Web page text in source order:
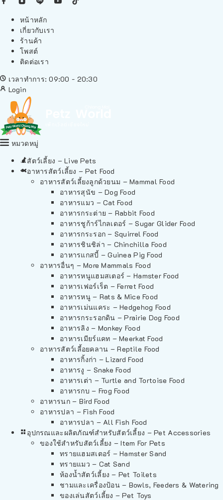
หน้าหลัก
เกี่ยวกับเรา
ร้านค้า
โพสต์
ติดต่อเรา
เวลาทำการ: 09:00 - 20:30
Login
หมวดหมู่
สัตว์เลี้ยง – Live Pets
อาหารสัตว์เลี้ยง – Pet Food
อาหารสัตว์เลี้ยงลูกด้วยนม – Mammal Food
อาหารสุนัข – Dog Food
อาหารแมว – Cat Food
อาหารกระต่าย – Rabbit Food
อาหารชูก้าร์ไกลเดอร์ – Sugar Glider Food
อาหารกระรอก – Squirrel Food
อาหารชินชิล่า – Chinchilla Food
อาหารแกสบี้ – Guinea Pig Food
อาหารอื่นๆ – More Mammals Food
อาหารหนูแฮมสเตอร์ – Hamster Food
อาหารเฟอร์เร็ต – Ferret Food
อาหารหนู – Rats & Mice Food
อาหารเม่นแคระ – Hedgehog Food
อาหารกระรอกดิน – Prairie Dog Food
อาหารลิง – Monkey Food
อาหารเมียร์แคท – Meerkat Food
อาหารสัตว์เลี้อยคลาน – Reptile Food
อาหารกิ้งก่า – Lizard Food
อาหารงู – Snake Food
อาหารเต่า – Turtle and Tortoise Food
อาหารกบ – Frog Food
อาหารนก – Bird Food
อาหารปลา – Fish Food
อาหารปลา – All Fish Food
อุปกรณและผลิตภัณฑ์สำหรับสัตว์เลี้ยง – Pet Accessories
ของใช้สำหรับสัตว์เลี้ยง – Item For Pets
ทรายแฮมสเตอร์ – Hamster Sand
ทรายแมว – Cat Sand
ห้องน้ำสัตว์เลี้ยง – Pet Toilets
ชามและเครื่องป้อน – Bowls, Feeders & Watering
ของเล่นสัตว์เลี้ยง – Pet Toys